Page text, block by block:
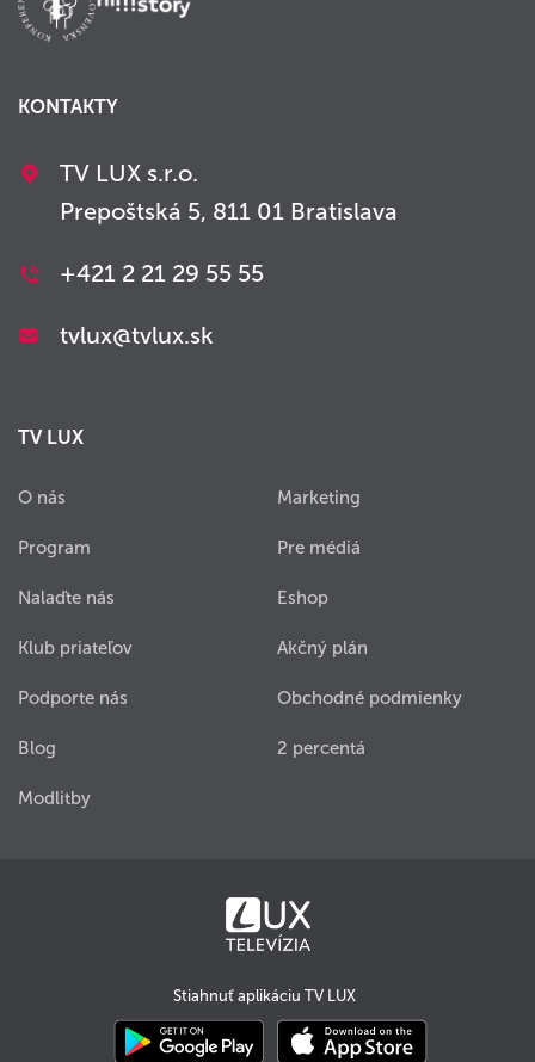
KONTAKTY
TV LUX s.r.o.
Prepoštská 5, 811 01 Bratislava
+421 2 21 29 55 55
tvlux@tvlux.sk
TV LUX
O nás
Program
Nalaďte nás
Klub priateľov
Podporte nás
Blog
Modlitby
Marketing
Pre médiá
Eshop
Akčný plán
Obchodné podmienky
2 percentá
Stiahnuť aplikáciu TV LUX